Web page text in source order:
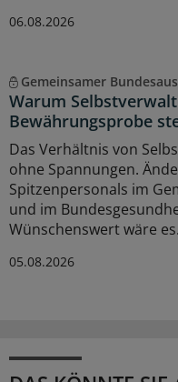
06.08.2026
Gemeinsamer
Warum
Bewährungsprobe
Das Verhältnis von
ohne Spannungen.
Spitzenpersonals im
und im
Wünschenswert wäre es.
05.08.2026